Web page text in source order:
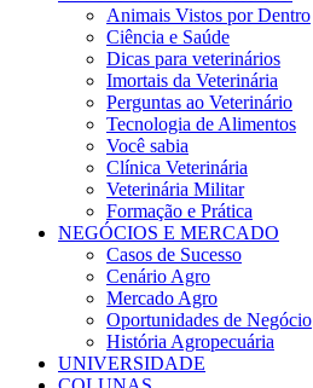
Animais Vistos por Dentro
Ciência e Saúde
Dicas para veterinários
Imortais da Veterinária
Perguntas ao Veterinário
Tecnologia de Alimentos
Você sabia
Clínica Veterinária
Veterinária Militar
Formação e Prática
NEGÓCIOS E MERCADO
Casos de Sucesso
Cenário Agro
Mercado Agro
Oportunidades de Negócio
História Agropecuária
UNIVERSIDADE